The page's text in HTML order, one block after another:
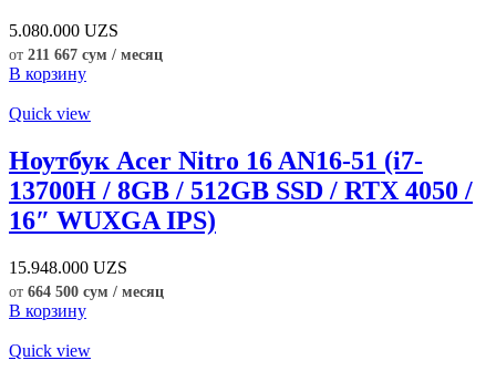
5.080.000 UZS
от 211 667 сум / месяц
В корзину
Quick view
Ноутбук Acer Nitro 16 AN16-51 (i7-
13700H / 8GB / 512GB SSD / RTX 4050 /
16″ WUXGA IPS)
15.948.000 UZS
от 664 500 сум / месяц
В корзину
Quick view